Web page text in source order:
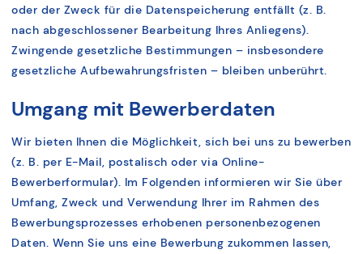
oder der Zweck für die Datenspeicherung entfällt (z. B.
nach abgeschlossener Bearbeitung Ihres Anliegens).
Zwingende gesetzliche Bestimmungen – insbesondere
gesetzliche Aufbewahrungsfristen – bleiben unberührt.
Umgang mit Bewerberdaten
Wir bieten Ihnen die Möglichkeit, sich bei uns zu bewerben
(z. B. per E-Mail, postalisch oder via Online-
Bewerberformular). Im Folgenden informieren wir Sie über
Umfang, Zweck und Verwendung Ihrer im Rahmen des
Bewerbungsprozesses erhobenen personenbezogenen
Daten. Wenn Sie uns eine Bewerbung zukommen lassen,